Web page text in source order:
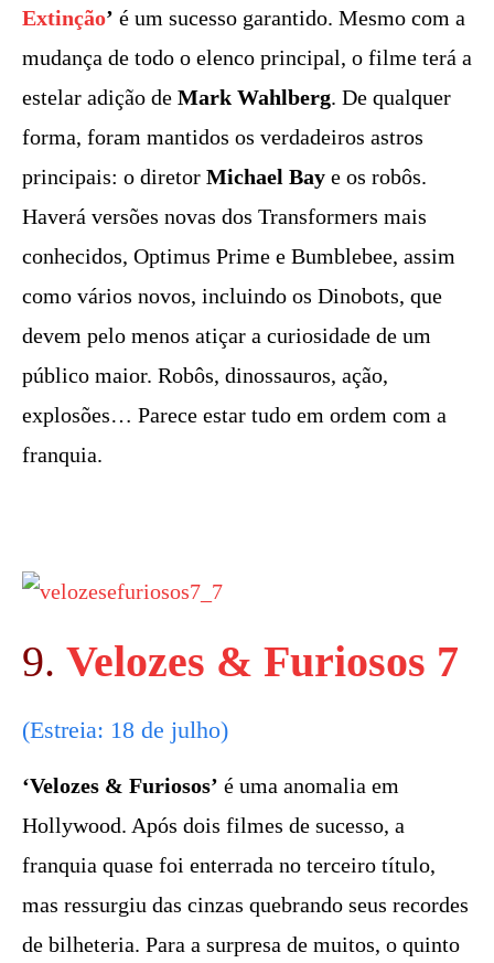
Extinção’ é um sucesso garantido. Mesmo com a
mudança de todo o elenco principal, o filme terá a
estelar adição de Mark Wahlberg. De qualquer
forma, foram mantidos os verdadeiros astros
principais: o diretor Michael Bay e os robôs.
Haverá versões novas dos Transformers mais
conhecidos, Optimus Prime e Bumblebee, assim
como vários novos, incluindo os Dinobots, que
devem pelo menos atiçar a curiosidade de um
público maior. Robôs, dinossauros, ação,
explosões… Parece estar tudo em ordem com a
franquia.
9. Velozes & Furiosos 7
(Estreia: 18 de julho)
‘Velozes & Furiosos’ é uma anomalia em
Hollywood. Após dois filmes de sucesso, a
franquia quase foi enterrada no terceiro título,
mas ressurgiu das cinzas quebrando seus recordes
de bilheteria. Para a surpresa de muitos, o quinto